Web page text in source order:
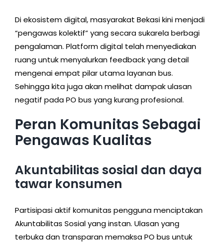
Di ekosistem digital, masyarakat Bekasi kini menjadi
“pengawas kolektif” yang secara sukarela berbagi
pengalaman. Platform digital telah menyediakan
ruang untuk menyalurkan feedback yang detail
mengenai empat pilar utama layanan bus.
Sehingga kita juga akan melihat dampak ulasan
negatif pada PO bus yang kurang profesional.
Peran Komunitas Sebagai
Pengawas Kualitas
Akuntabilitas sosial dan daya
tawar konsumen
Partisipasi aktif komunitas pengguna menciptakan
Akuntabilitas Sosial yang instan. Ulasan yang
terbuka dan transparan memaksa PO bus untuk